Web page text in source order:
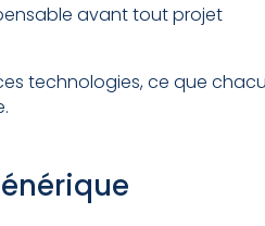
avant tout projet
technologies, ce que